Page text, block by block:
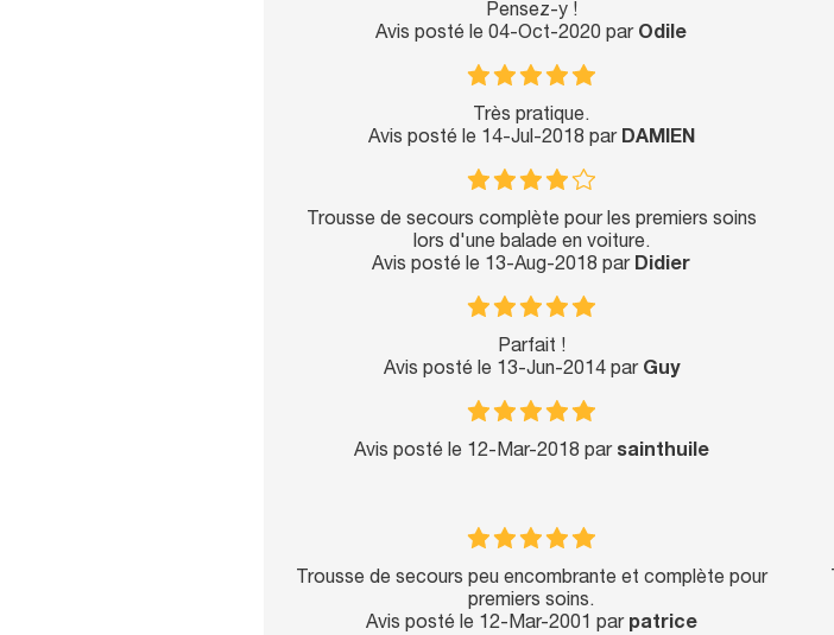
Pensez-y !
Avis posté le 04-Oct-2020 par Odile
Très pratique.
Avis posté le 14-Jul-2018 par DAMIEN
Trousse de secours complète pour les premiers soins
lors d'une balade en voiture.
Avis posté le 13-Aug-2018 par Didier
Parfait !
Avis posté le 13-Jun-2014 par Guy
Avis posté le 12-Mar-2018 par sainthuile
Trousse de secours peu encombrante et complète pour
premiers soins.
Avis posté le 12-Mar-2001 par patrice